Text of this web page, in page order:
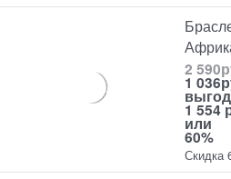
2 590
1 036
1 554
или
60%
Скидка